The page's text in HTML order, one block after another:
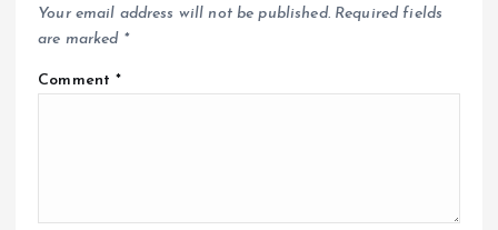
Your email address will not be published. Required fields
are marked *
Comment*